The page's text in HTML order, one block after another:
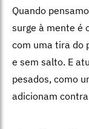
Quando
surge à mente é
com uma tira do
e sem salto. E
pesados, como
adicionam